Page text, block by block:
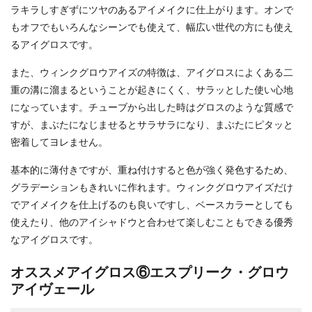
ラキラしすぎずにツヤのあるアイメイクに仕上がります。オンで
もオフでもいろんなシーンでも使えて、幅広い世代の方にも使え
るアイグロスです。
また、ウィンクグロウアイズの特徴は、アイグロスによくある二
重の溝に溜まるということが起きにくく、サラッとした使い心地
になっています。チューブから出した時はグロスのような質感で
すが、まぶたになじませるとサラサラになり、まぶたにピタッと
密着してヨレません。
基本的に薄付きですが、重ね付けすると色が強く発色するため、
グラデーションもきれいに作れます。ウィンクグロウアイズだけ
でアイメイクを仕上げるのも良いですし、ベースカラーとしても
使えたり、他のアイシャドウと合わせて楽しむこともできる優秀
なアイグロスです。
オススメアイグロス⑥エスプリーク・グロウ
アイヴェール